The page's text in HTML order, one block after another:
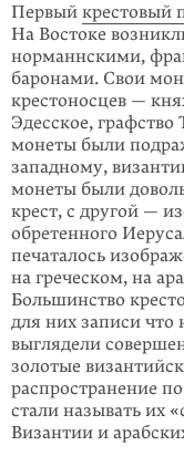
Первый крестовый
На Востоке
норманнскими,
баронами. Свои
крестоносцев —
Эдесское,
моне­ты были
западному,
монеты были
крест, с другой —
обретенного
печаталось
на греческом, на
Большинство
для них записи что
выглядели
золотые
распространение
стали называть их
Византии и